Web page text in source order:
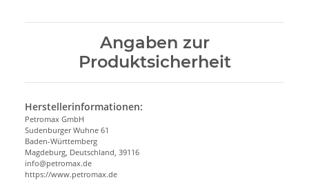
Angaben zur
Produktsicherheit
Herstellerinformationen:
Petromax GmbH
Sudenburger Wuhne 61
Baden-Württemberg
Magdeburg, Deutschland, 39116
info@petromax.de
https://www.petromax.de